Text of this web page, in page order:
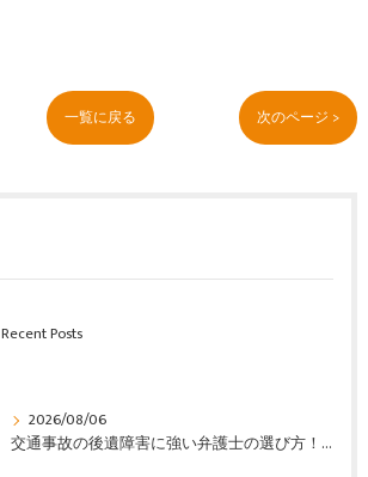
一覧に戻る 次のページ >
Recent Posts
2026/08/06
交通事故の後遺障害に強い弁護士の選び方！無料相談で賠償を最大化する秘訣